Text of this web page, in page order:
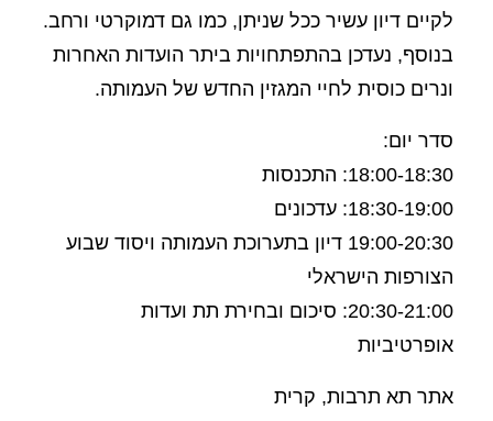
לקיים דיון עשיר ככל שניתן, כמו גם דמוקרטי ורחב.
בנוסף, נעדכן בהתפתחויות ביתר הועדות האחרות
ונרים כוסית לחיי המגזין החדש של העמותה.
סדר יום:
18:00-18:30: התכנסות
18:30-19:00: עדכונים
19:00-20:30 דיון בתערוכת העמותה ויסוד שבוע
הצורפות הישראלי
20:30-21:00: סיכום ובחירת תת ועדות
אופרטיביות
אתר תא תרבות, קרית